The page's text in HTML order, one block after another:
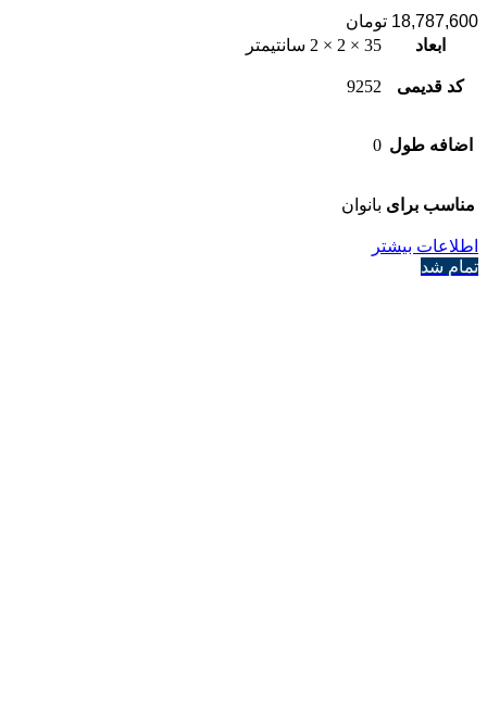
18,787,600 تومان
ابعاد
35 × 2 × 2 سانتیمتر
کد قدیمی 9252
اضافه طول 0
مناسب برای بانوان
اطلاعات بیشتر
تمام شد